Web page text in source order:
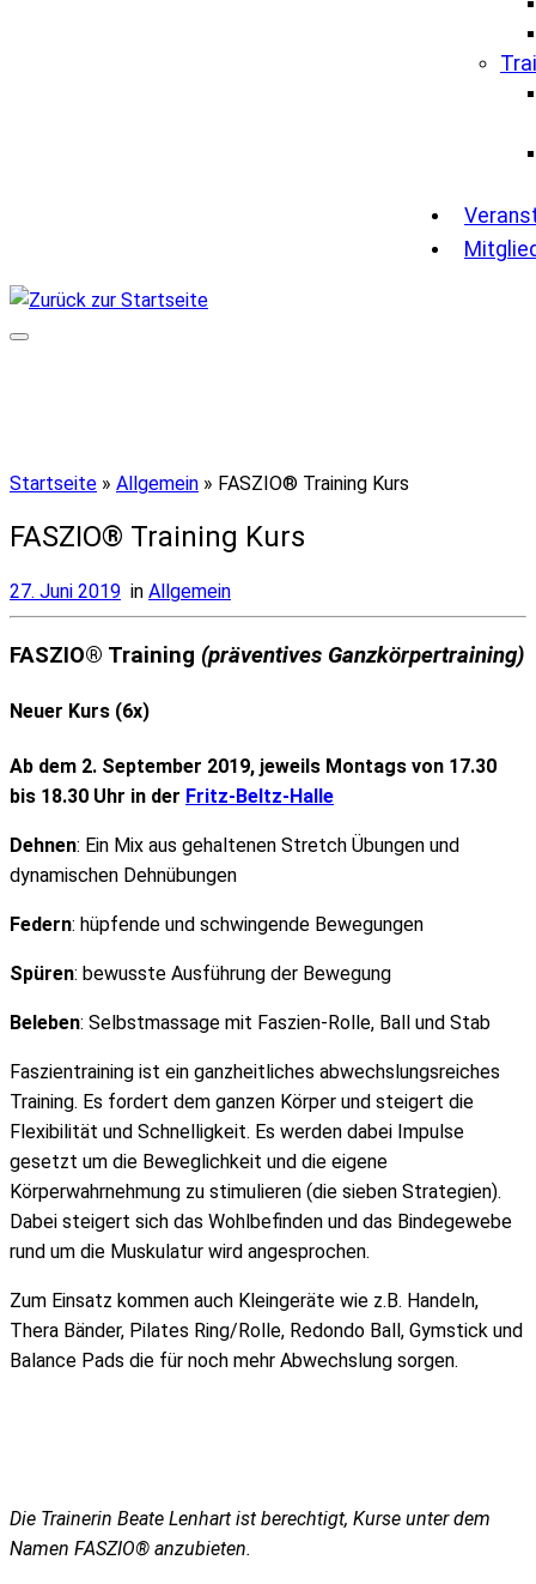
Startseite » Allgemein » FASZIO® Training Kurs
FASZIO® Training Kurs
27. Juni 2019 in Allgemein
FASZIO® Training (präventives Ganzkörpertraining)
Neuer Kurs (6x)
Ab dem 2. September 2019, jeweils Montags von 17.30
bis 18.30 Uhr in der Fritz-Beltz-Halle
Dehnen: Ein Mix aus gehaltenen Stretch Übungen und
dynamischen Dehnübungen
Federn: hüpfende und schwingende Bewegungen
Spüren: bewusste Ausführung der Bewegung
Beleben: Selbstmassage mit Faszien-Rolle, Ball und Stab
Faszientraining ist ein ganzheitliches abwechslungsreiches
Training. Es fordert dem ganzen Körper und steigert die
Flexibilität und Schnelligkeit. Es werden dabei Impulse
gesetzt um die Beweglichkeit und die eigene
Körperwahrnehmung zu stimulieren (die sieben Strategien).
Dabei steigert sich das Wohlbefinden und das Bindegewebe
rund um die Muskulatur wird angesprochen.
Zum Einsatz kommen auch Kleingeräte wie z.B. Handeln,
Thera Bänder, Pilates Ring/Rolle, Redondo Ball, Gymstick und
Balance Pads die für noch mehr Abwechslung sorgen.
Die Trainerin Beate Lenhart ist berechtigt, Kurse unter dem
Namen FASZIO® anzubieten.